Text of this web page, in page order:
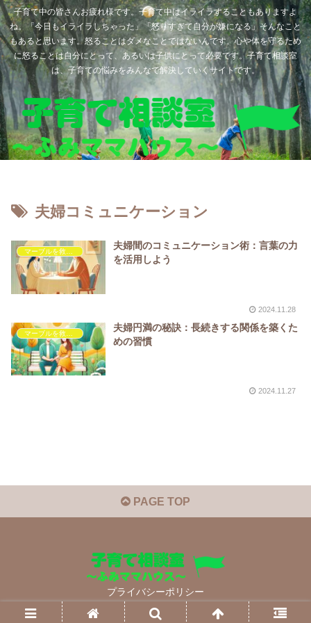
子育て中の皆さんお疲れ様です。子育て中はイライラすることもありますよ
ね。「今日もイライラしちゃった」「怒りすぎて自分が嫌になる」そんなこと
もあると思います。怒ることはダメなことではないんです。心や体を守るため
に怒ることは自分にとって、あるいは子供にとって必要です。子育て相談室
は、子育ての悩みをみんなで解決していくサイトです。
夫婦コミュニケーション
夫婦間のコミュニケーション術：言葉の力
を活用しよう
2024.11.28
夫婦円満の秘訣：長続きする関係を築くた
めの習慣
2024.11.27
PAGE TOP
プライバシーポリシー
© 2022 子育て相談室 ～ふみママハウス～.